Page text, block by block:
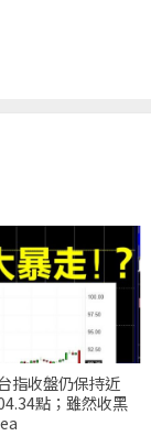
指收盤仍保持近
點；雖然收黑